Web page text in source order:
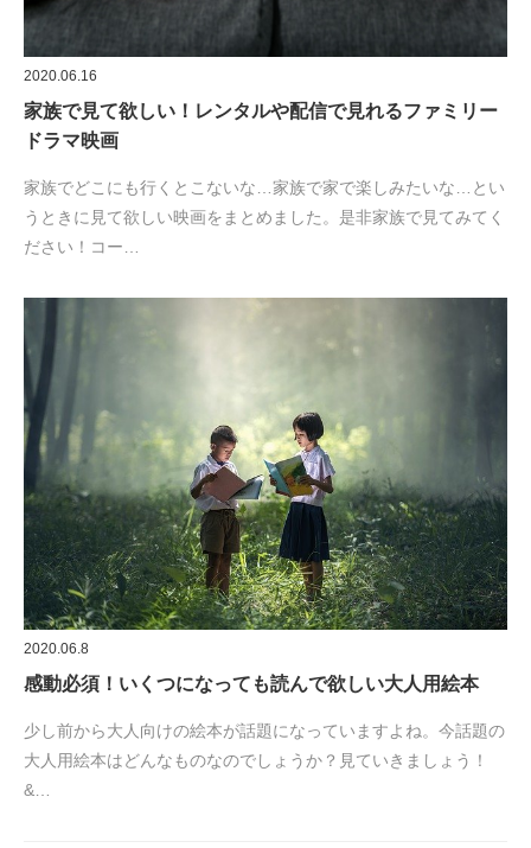
2020.06.16
家族で見て欲しい！レンタルや配信で見れるファミリー
ドラマ映画
家族でどこにも行くとこないな…家族で家で楽しみたいな…とい
うときに見て欲しい映画をまとめました。是非家族で見てみてく
ださい！コー…
2020.06.8
感動必須！いくつになっても読んで欲しい大人用絵本
少し前から大人向けの絵本が話題になっていますよね。今話題の
大人用絵本はどんなものなのでしょうか？見ていきましょう！
&…